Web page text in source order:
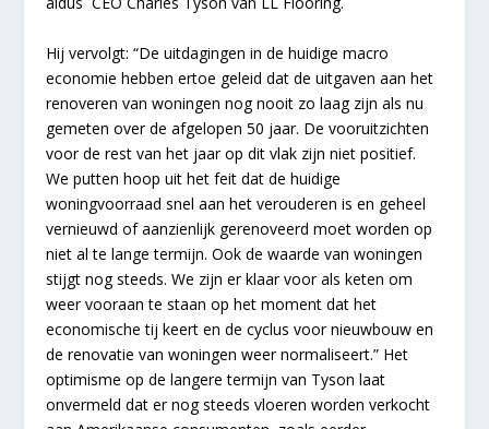
Hij vervolgt: “De uitdagingen in de huidige macro
economie hebben ertoe geleid dat de uitgaven aan het
renoveren van woningen nog nooit zo laag zijn als nu
gemeten over de afgelopen 50 jaar. De vooruitzichten
voor de rest van het jaar op dit vlak zijn niet positief.
We putten hoop uit het feit dat de huidige
woningvoorraad snel aan het verouderen is en geheel
vernieuwd of aanzienlijk gerenoveerd moet worden op
niet al te lange termijn. Ook de waarde van woningen
stijgt nog steeds. We zijn er klaar voor als keten om
weer vooraan te staan op het moment dat het
economische tij keert en de cyclus voor nieuwbouw en
de renovatie van woningen weer normaliseert.” Het
optimisme op de langere termijn van Tyson laat
onvermeld dat er nog steeds vloeren worden verkocht